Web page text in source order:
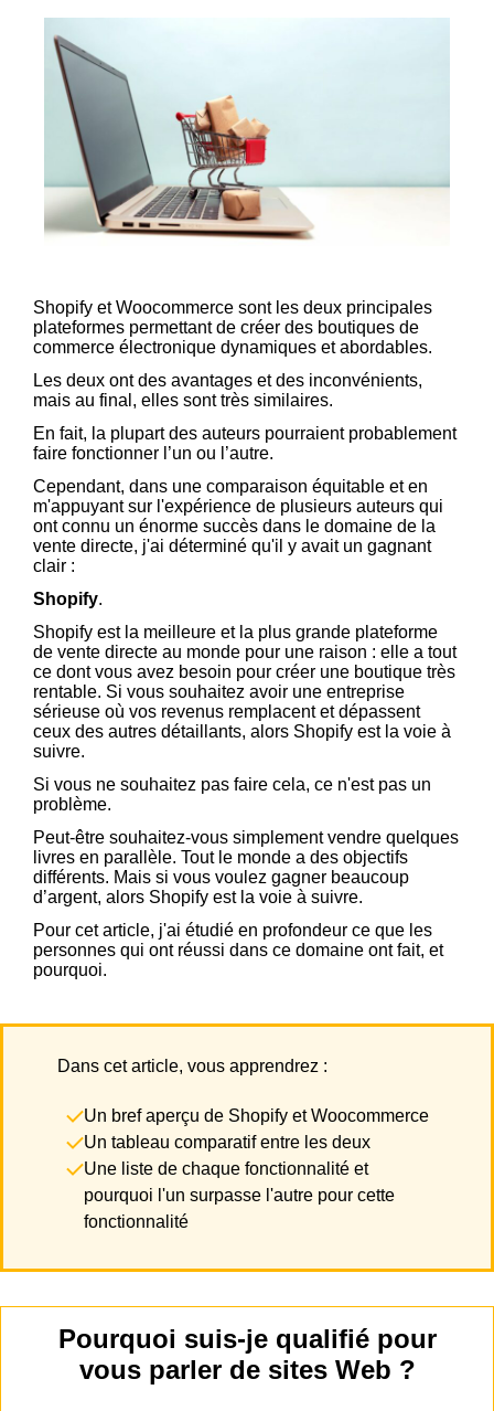
Shopify et Woocommerce sont les deux principales
plateformes permettant de créer des boutiques de
commerce électronique dynamiques et abordables.
Les deux ont des avantages et des inconvénients,
mais au final, elles sont très similaires.
En fait, la plupart des auteurs pourraient probablement
faire fonctionner l’un ou l’autre.
Cependant, dans une comparaison équitable et en
m'appuyant sur l'expérience de plusieurs auteurs qui
ont connu un énorme succès dans le domaine de la
vente directe, j'ai déterminé qu'il y avait un gagnant
clair :
Shopify.
Shopify est la meilleure et la plus grande plateforme
de vente directe au monde pour une raison : elle a tout
ce dont vous avez besoin pour créer une boutique très
rentable. Si vous souhaitez avoir une entreprise
sérieuse où vos revenus remplacent et dépassent
ceux des autres détaillants, alors Shopify est la voie à
suivre.
Si vous ne souhaitez pas faire cela, ce n'est pas un
problème.
Peut-être souhaitez-vous simplement vendre quelques
livres en parallèle. Tout le monde a des objectifs
différents. Mais si vous voulez gagner beaucoup
d’argent, alors Shopify est la voie à suivre.
Pour cet article, j'ai étudié en profondeur ce que les
personnes qui ont réussi dans ce domaine ont fait, et
pourquoi.
Dans cet article, vous apprendrez :
Un bref aperçu de Shopify et Woocommerce
Un tableau comparatif entre les deux
Une liste de chaque fonctionnalité et
pourquoi l'un surpasse l'autre pour cette
fonctionnalité
Pourquoi suis-je qualifié pour
vous parler de sites Web ?